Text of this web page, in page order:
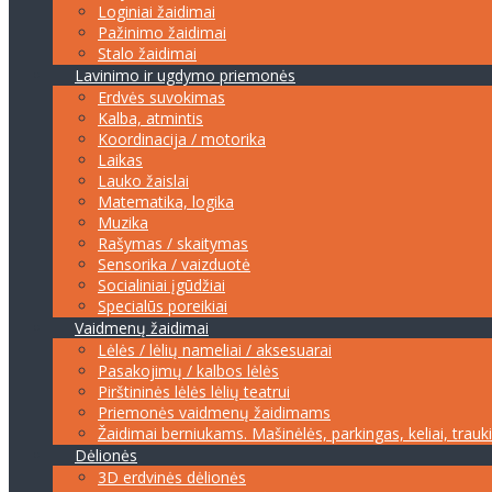
Loginiai žaidimai
Pažinimo žaidimai
Stalo žaidimai
Lavinimo ir ugdymo priemonės
Erdvės suvokimas
Kalba, atmintis
Koordinacija / motorika
Laikas
Lauko žaislai
Matematika, logika
Muzika
Rašymas / skaitymas
Sensorika / vaizduotė
Socialiniai įgūdžiai
Specialūs poreikiai
Vaidmenų žaidimai
Lėlės / lėlių nameliai / aksesuarai
Pasakojimų / kalbos lėlės
Pirštininės lėlės lėlių teatrui
Priemonės vaidmenų žaidimams
Žaidimai berniukams. Mašinėlės, parkingas, keliai,
Dėlionės
3D erdvinės dėlionės